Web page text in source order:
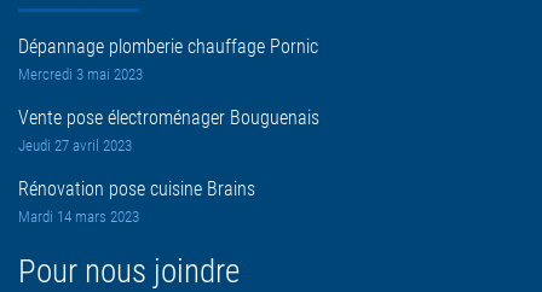
Dépannage plomberie chauffage Pornic
Mercredi 3 mai 2023
Vente pose électroménager Bouguenais
Jeudi 27 avril 2023
Rénovation pose cuisine Brains
Mardi 14 mars 2023
Pour nous joindre